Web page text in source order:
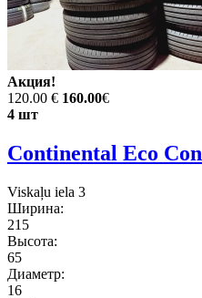
Акция!
120.00 € 160.00€
4 шт
Continental Eco
Viskaļu iela 3
Ширина:
215
Высота:
65
Диаметр:
16